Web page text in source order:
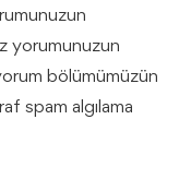
yorumunuzun
bölümümüzün
spam algılama